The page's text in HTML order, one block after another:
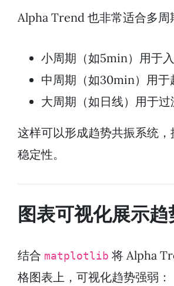
Alpha Trend 也非常适合多周
小周期（如5min）用于
中周期（如30min）用于
大周期（如日线）用于
这样可以形成趋势共振系统
稳定性。
图表可视化展示
结合 matplotlib 将 Alpha
格图表上，可视化趋势强弱：